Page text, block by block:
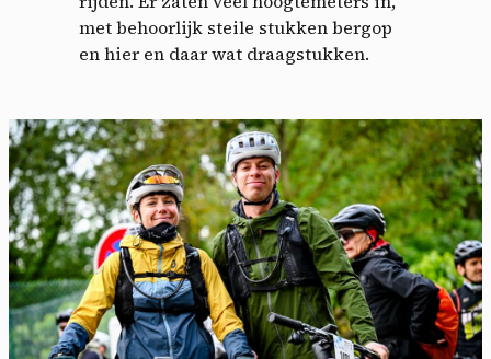
met behoorlijk steile stukken bergop
en hier en daar wat draagstukken.